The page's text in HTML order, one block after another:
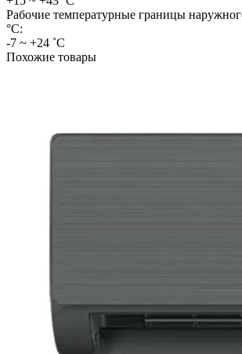
Рабочие температурные границы
°C:
-7 ~ +24 ˚С
Похожие товары